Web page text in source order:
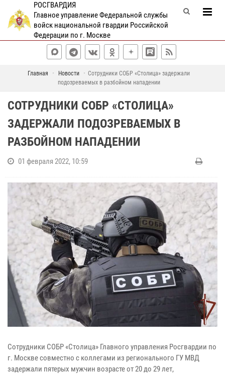
РОСГВАРДИЯ
Главное управление Федеральной службы
войск национальной гвардии Российской
Федерации по г. Москве
Главная Новости
Сотрудники СОБР «Столица» задержали
подозреваемых в разбойном нападении
СОТРУДНИКИ СОБР «СТОЛИЦА»
ЗАДЕРЖАЛИ ПОДОЗРЕВАЕМЫХ В
РАЗБОЙНОМ НАПАДЕНИИ
01 февраля 2022, 10:59
Сотрудники СОБР «Столица» Главного управления Росгвардии по
г. Москве совместно с коллегами из регионального ГУ МВД
задержали пятерых мужчин возрасте от 20 до 29 лет,